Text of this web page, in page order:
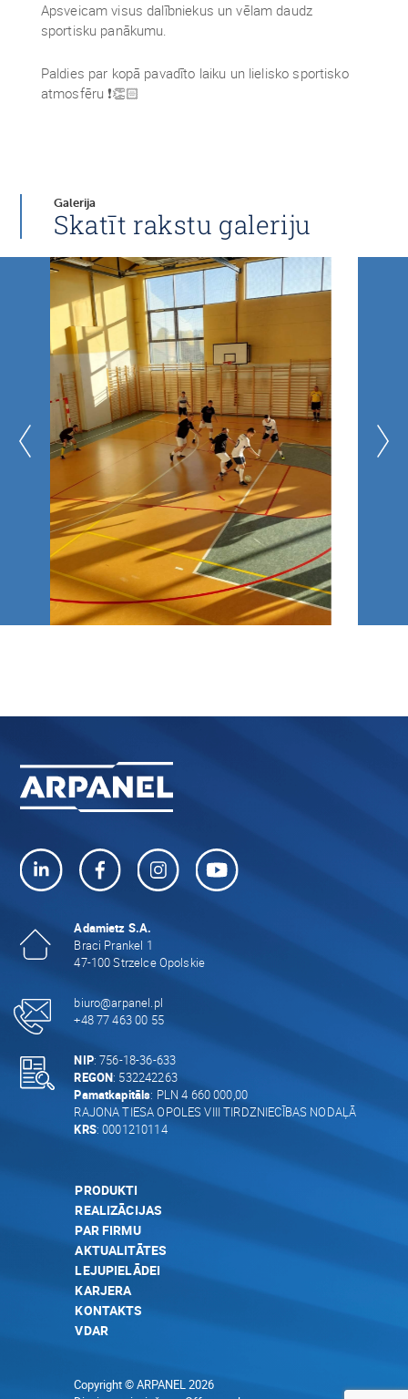
Apsveicam visus dalībniekus un vēlam daudz
sportisku panākumu.
Paldies par kopā pavadīto laiku un lielisko sportisko
atmosfēru ❗👏🏻
Galerija
Skatīt rakstu galeriju
Adamietz S.A.
Braci Prankel 1
47-100 Strzelce Opolskie
biuro@arpanel.pl
+48 77 463 00 55
NIP: 756-18-36-633
REGON: 532242263
Pamatkapitāls: PLN 4 660 000,00
RAJONA TIESA OPOLES VIII TIRDZNIECĪBAS NODAĻĀ
KRS: 0001210114
PRODUKTI
REALIZĀCIJAS
PAR FIRMU
AKTUALITĀTES
LEJUPIELĀDEI
KARJERA
KONTAKTS
VDAR
Copyright © ARPANEL 2026